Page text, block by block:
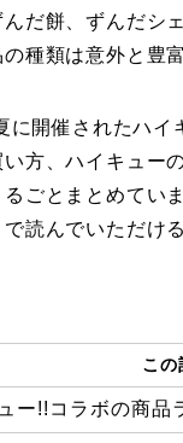
だ餅、ずんだシ
種類は意外と豊
に開催されたハ
方、ハイキュー
ごとまとめてい
読んでいただけ
この
ー!!コラボの商品